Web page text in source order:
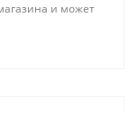
и может